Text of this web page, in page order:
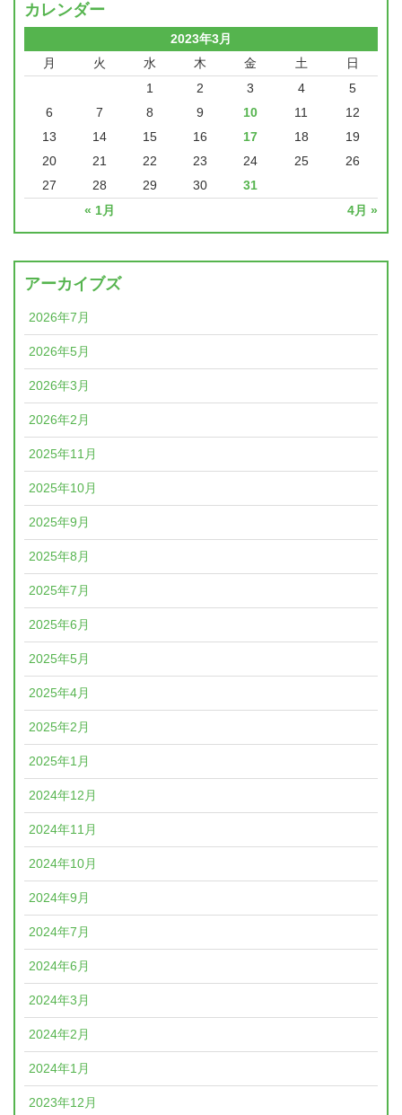
カレンダー
2023年3月
月
火 水 木 金 土 日
« 1月 4月 »
1 2 3 4
5
6
7 8 9 10 11
12
13
14 15 16 17 18
19
20
21 22 23 24 25
26
27
28 29 30 31
アーカイブズ
2026年7月
2026年5月
2026年3月
2026年2月
2025年11月
2025年10月
2025年9月
2025年8月
2025年7月
2025年6月
2025年5月
2025年4月
2025年2月
2025年1月
2024年12月
2024年11月
2024年10月
2024年9月
2024年7月
2024年6月
2024年3月
2024年2月
2024年1月
2023年12月